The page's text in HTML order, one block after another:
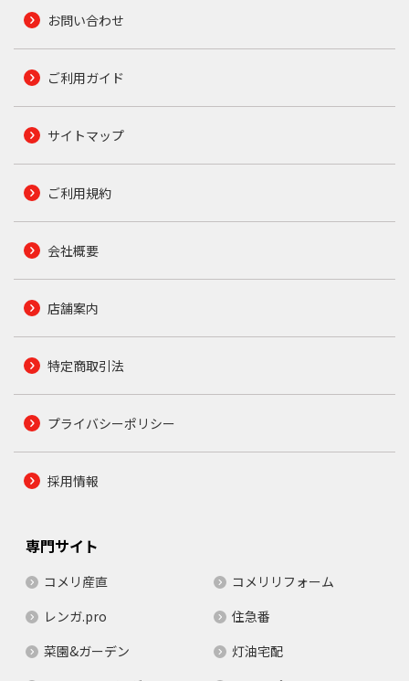
お問い合わせ
ご利用ガイド
サイトマップ
ご利用規約
会社概要
店舗案内
特定商取引法
プライバシーポリシー
採用情報
専門サイト
コメリ産直
コメリリフォーム
レンガ.pro
住急番
菜園&ガーデン
灯油宅配